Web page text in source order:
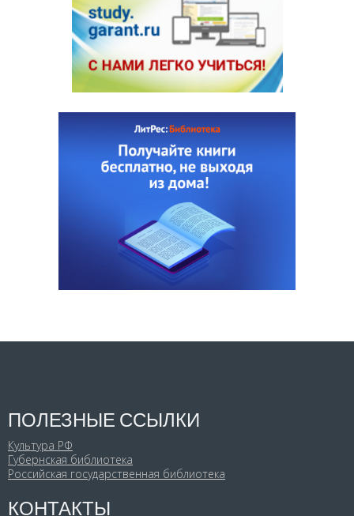
ПОЛЕЗНЫЕ ССЫЛКИ
Культура РФ
Губернская библиотека
Российская государственная библиотека
КОНТАКТЫ